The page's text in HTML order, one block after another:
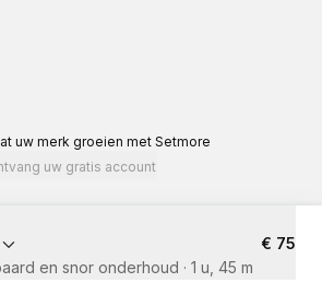
uw merk groeien met Setmore
uw gratis account
€ 75
en snor onderhoud · 1 u, 45 m